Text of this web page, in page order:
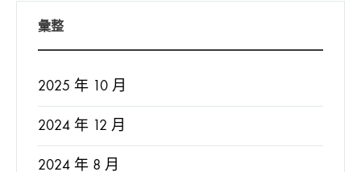
彙整
2025 年 10 月
2024 年 12 月
2024 年 8 月